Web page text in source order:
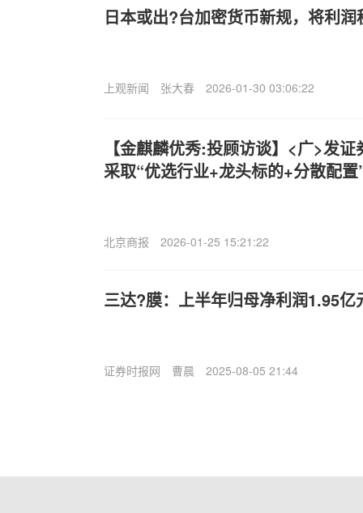
日本或出?台加密货币新规，将利
上观新闻 张大春 2026-01-30 03:06:22
【金麒麟优秀:投顾访谈】<广>发
采取“优选行业+龙头标的+分散配置
北京商报 2026-01-25 15:21:22
三达?膜：上半年归母净利润1.95
证券时报网 曹晨 2025-08-05 21:44